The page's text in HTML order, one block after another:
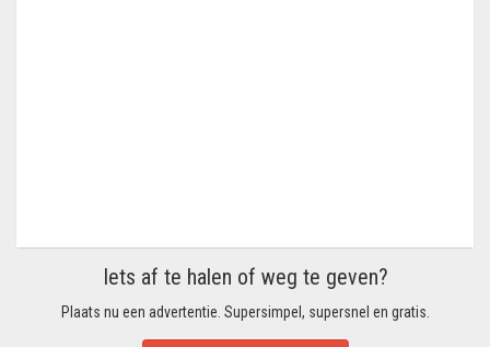
Iets af te halen of weg te geven?
Plaats nu een advertentie. Supersimpel, supersnel en gratis.